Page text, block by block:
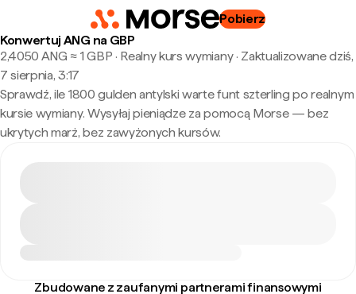
Pobierz
Konwertuj ANG na GBP
2,4050 ANG ≈ 1 GBP · Realny kurs wymiany· Zaktualizowane dziś,
7 sierpnia, 3:17
Sprawdź, ile 1800 gulden antylski warte funt szterling po realnym
kursie wymiany. Wysyłaj pieniądze za pomocą Morse — bez
ukrytych marż, bez zawyżonych kursów.
Zbudowane z zaufanymi partnerami finansowymi